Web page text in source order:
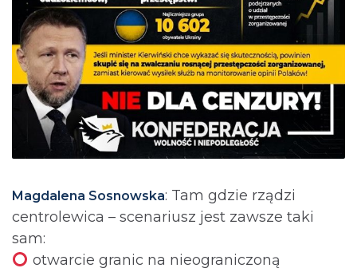
Magdalena Sosnowska: Tam gdzie rządzi
centrolewica – scenariusz jest zawsze taki
sam:
otwarcie granic na nieograniczoną